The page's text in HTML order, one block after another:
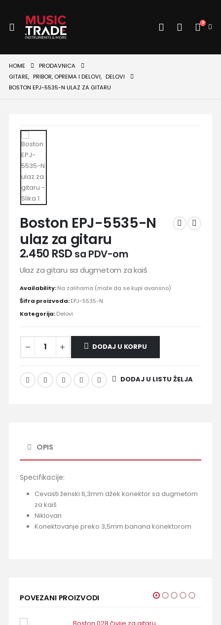
0
HOME
PRODAVNICA
GITARE, PRIBOR, OPREMA I DELOVI, DELOVI
BOSTON EPJ-5535-N ULAZ ZA GITARU
Boston EPJ-5535-N
ulaz za gitaru
2.450 RSD sa PDV-om
Ulaz za gitaru sa dugmetom za kaiš
Availability:Na zalihama (može da se kupi avansno)
Šifra proizvoda:EPJ-5535-N
Kategorija:Delovi
DODAJ U KORPU
DODAJ U LISTU ŽELJA
OPIS
Specifikacije:
Cevasti ženski 6,3mm džek konektor sa dugmetom
za kaiš
Niklovan
Konektovanje preko 3,5mm banana konektorom
POVEZANI PROIZVODI